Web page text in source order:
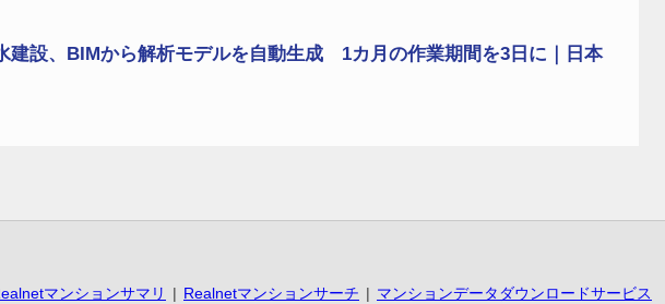
建設、BIMから解析モデルを自動生成 1カ月の作業期間を3日に｜日本
マンションサマリ Realnetマンションサーチ マンションデータダウンロードサービス